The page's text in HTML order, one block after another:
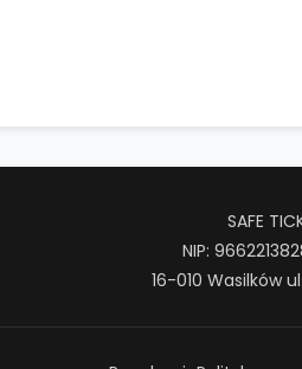
SAFE
NIP:
16-010 Wasilków